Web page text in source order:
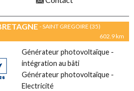
- SAINT GREGOIRE (35)
602.9 km
Générateur photovoltaïque -
intégration au bâti
Générateur photovoltaïque -
Electricité